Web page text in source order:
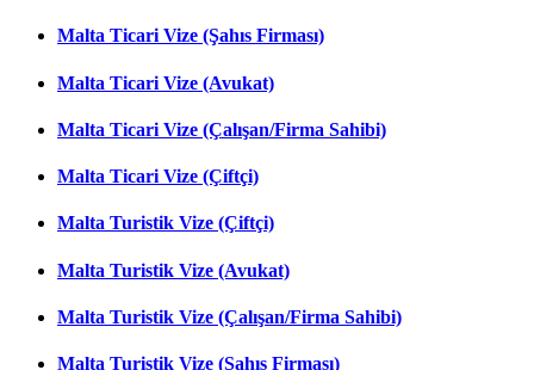
Malta Ticari Vize (Şahıs Firması)
Malta Ticari Vize (Avukat)
Malta Ticari Vize (Çalışan/Firma Sahibi)
Malta Ticari Vize (Çiftçi)
Malta Turistik Vize (Çiftçi)
Malta Turistik Vize (Avukat)
Malta Turistik Vize (Çalışan/Firma Sahibi)
Malta Turistik Vize (Şahıs Firması)